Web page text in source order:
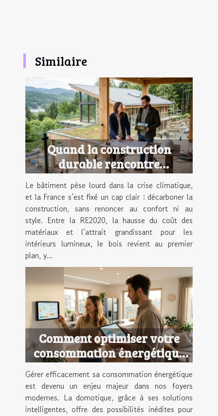
Similaire
Quand la construction
durable rencontre
l’esthétique moderne
Le bâtiment pèse lourd dans la crise climatique,
et la France s’est fixé un cap clair : décarboner la
construction, sans renoncer au confort ni au
style. Entre la RE2020, la hausse du coût des
matériaux et l’attrait grandissant pour les
intérieurs lumineux, le bois revient au premier
plan, y...
Comment optimiser votre
consommation énergétique
avec la domotique ?
Gérer efficacement sa consommation énergétique
est devenu un enjeu majeur dans nos foyers
modernes. La domotique, grâce à ses solutions
intelligentes, offre des possibilités inédites pour